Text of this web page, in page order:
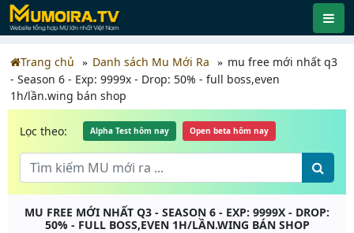
Trang chủ Danh sách Mu Mới Ra
mu free mới nhất q3
- Season 6 - Exp: 9999x - Drop: 50% - full boss,even
1h/lần.wing bán shop
Lọc theo: Alpha Test hôm nay Open beta hôm nay
MU FREE MỚI NHẤT Q3 - SEASON 6 - EXP: 9999X - DROP:
50% - FULL BOSS,EVEN 1H/LẦN.WING BÁN SHOP